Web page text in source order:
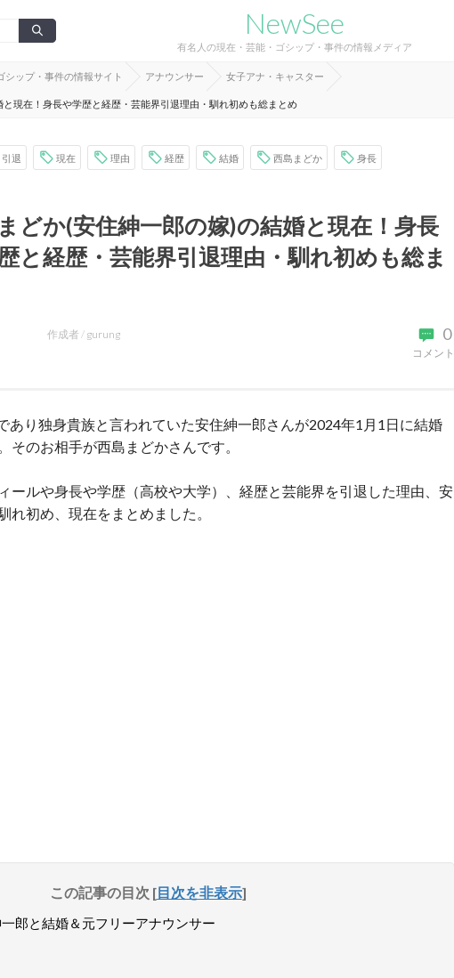
NewSee
有名人の現在・芸能・ゴシップ・事件の情報メディア
ップ・事件の情報サイト アナウンサー 女子アナ・キャスター
現在！身長や学歴と経歴・芸能界引退理由・馴れ初めも総まとめ
引退 現在 理由 経歴 結婚 西島まどか 身長
どか(安住紳一郎の嫁)の結婚と現在！身長
と経歴・芸能界引退理由・馴れ初めも総ま
0
コメント
作成者 / gurung
あり独身貴族と言われていた安住紳一郎さんが2024年1月1日に結婚
そのお相手が西島まどかさんです。
ールや身長や学歴（高校や大学）、経歴と芸能界を引退した理由、安
れ初め、現在をまとめました。
この記事の目次 [目次を非表示]
郎と結婚＆元フリーアナウンサー